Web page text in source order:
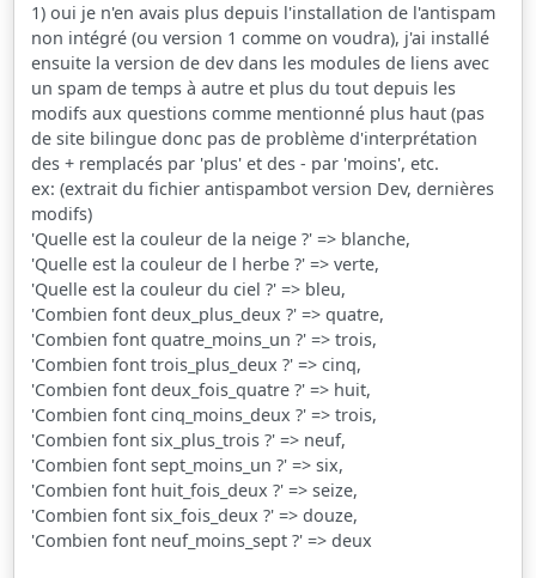
1) oui je n'en avais plus depuis l'installation de l'antispam
non intégré (ou version 1 comme on voudra), j'ai installé
ensuite la version de dev dans les modules de liens avec
un spam de temps à autre et plus du tout depuis les
modifs aux questions comme mentionné plus haut (pas
de site bilingue donc pas de problème d'interprétation
des + remplacés par 'plus' et des - par 'moins', etc.
ex: (extrait du fichier antispambot version Dev, dernières
modifs)
'Quelle est la couleur de la neige ?' => blanche,
'Quelle est la couleur de l herbe ?' => verte,
'Quelle est la couleur du ciel ?' => bleu,
'Combien font deux_plus_deux ?' => quatre,
'Combien font quatre_moins_un ?' => trois,
'Combien font trois_plus_deux ?' => cinq,
'Combien font deux_fois_quatre ?' => huit,
'Combien font cinq_moins_deux ?' => trois,
'Combien font six_plus_trois ?' => neuf,
'Combien font sept_moins_un ?' => six,
'Combien font huit_fois_deux ?' => seize,
'Combien font six_fois_deux ?' => douze,
'Combien font neuf_moins_sept ?' => deux